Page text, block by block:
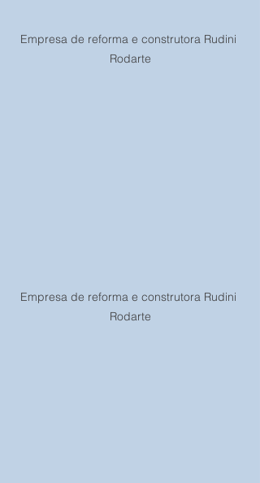
Empresa de reforma e construtora Rudini
Rodarte
Empresa de reforma e construtora Rudini
Rodarte